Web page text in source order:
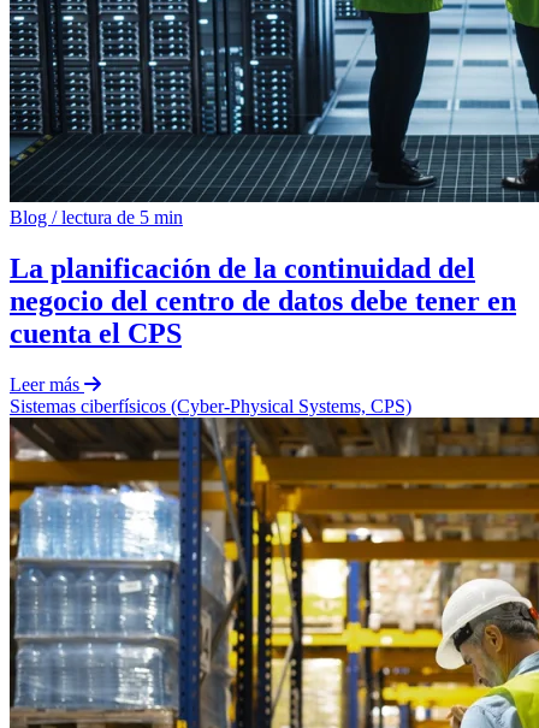
Blog /lectura de 5 min
La planificación de la continuidad del
negocio del centro de datos debe tener en
cuenta el CPS
Leer más
Sistemas ciberfísicos (Cyber-Physical Systems, CPS)